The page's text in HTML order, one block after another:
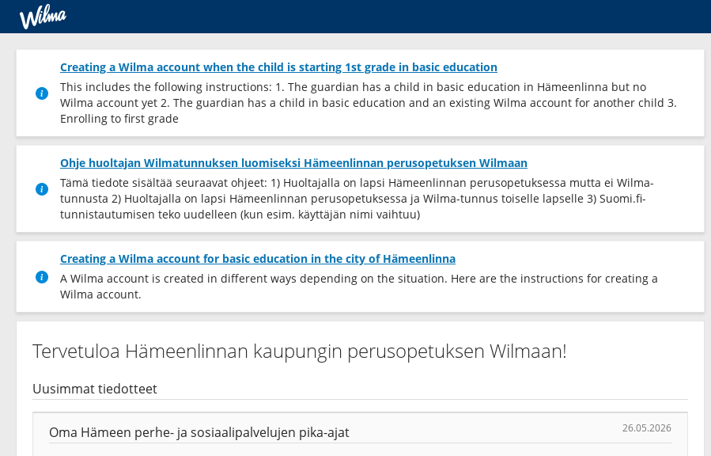
Creating a Wilma account when the child is starting 1st grade in basic education
This includes the following instructions: 1. The guardian has a child in basic education in Hämeenlinna but no
Wilma account yet 2. The guardian has a child in basic education and an existing Wilma account for another child 3.
Enrolling to first grade
Ohje huoltajan Wilmatunnuksen luomiseksi Hämeenlinnan perusopetuksen Wilmaan
Tämä tiedote sisältää seuraavat ohjeet: 1) Huoltajalla on lapsi Hämeenlinnan perusopetuksessa mutta ei Wilma-
tunnusta 2) Huoltajalla on lapsi Hämeenlinnan perusopetuksessa ja Wilma-tunnus toiselle lapselle 3) Suomi.fi-
tunnistautumisen teko uudelleen (kun esim. käyttäjän nimi vaihtuu)
Creating a Wilma account for basic education in the city of Hämeenlinna
A Wilma account is created in different ways depending on the situation. Here are the instructions for creating a
Wilma account.
Tervetuloa Hämeenlinnan kaupungin perusopetuksen Wilmaan!
Uusimmat tiedotteet
Oma Hämeen perhe- ja sosiaalipalvelujen pika-ajat 26.05.2026